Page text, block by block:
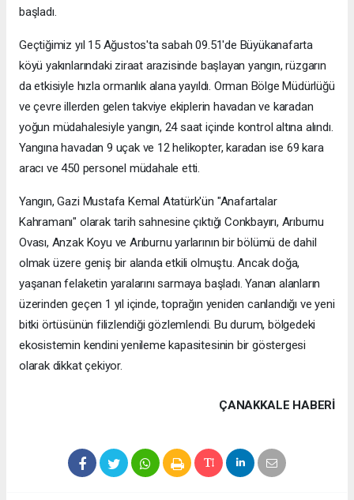
başladı.
Geçtiğimiz yıl 15 Ağustos'ta sabah 09.51'de Büyükanafarta
köyü yakınlarındaki ziraat arazisinde başlayan yangın, rüzgarın
da etkisiyle hızla ormanlık alana yayıldı. Orman Bölge Müdürlüğü
ve çevre illerden gelen takviye ekiplerin havadan ve karadan
yoğun müdahalesiyle yangın, 24 saat içinde kontrol altına alındı.
Yangına havadan 9 uçak ve 12 helikopter, karadan ise 69 kara
aracı ve 450 personel müdahale etti.
Yangın, Gazi Mustafa Kemal Atatürk'ün "Anafartalar
Kahramanı" olarak tarih sahnesine çıktığı Conkbayırı, Arıburnu
Ovası, Anzak Koyu ve Arıburnu yarlarının bir bölümü de dahil
olmak üzere geniş bir alanda etkili olmuştu. Ancak doğa,
yaşanan felaketin yaralarını sarmaya başladı. Yanan alanların
üzerinden geçen 1 yıl içinde, toprağın yeniden canlandığı ve yeni
bitki örtüsünün filizlendiği gözlemlendi. Bu durum, bölgedeki
ekosistemin kendini yenileme kapasitesinin bir göstergesi
olarak dikkat çekiyor.
ÇANAKKALE HABERİ